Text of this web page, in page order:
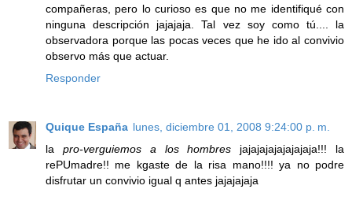
compañeras, pero lo curioso es que no me identifiqué con
ninguna descripción jajajaja. Tal vez soy como tú.... la
observadora porque las pocas veces que he ido al convivio
observo más que actuar.
Responder
Quique España lunes, diciembre 01, 2008 9:24:00 p. m.
la pro-verguiemos a los hombres jajajajajajajajaja!!! la
rePUmadre!! me kgaste de la risa mano!!!! ya no podre
disfrutar un convivio igual q antes jajajajaja